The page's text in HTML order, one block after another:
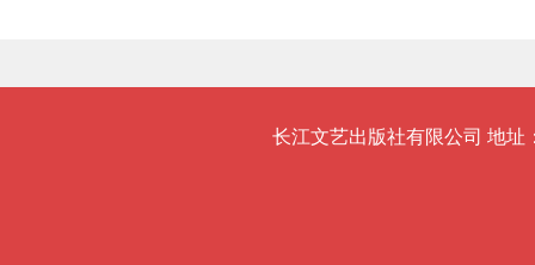
长江文艺出版社有限公司 地址